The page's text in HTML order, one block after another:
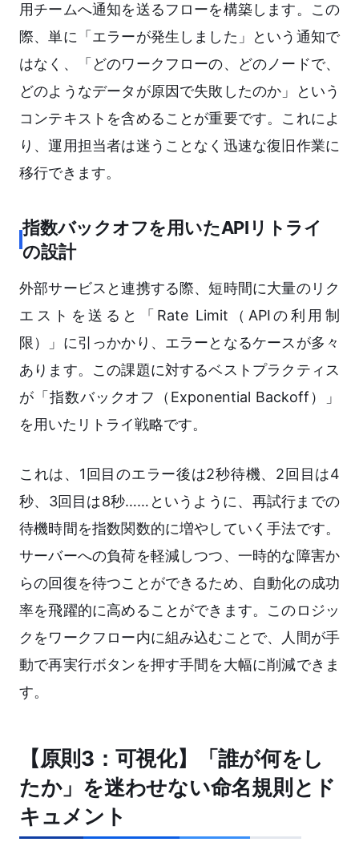
用チームへ通知を送るフローを構築します。この
際、単に「エラーが発生しました」という通知で
はなく、「どのワークフローの、どのノードで、
どのようなデータが原因で失敗したのか」という
コンテキストを含めることが重要です。これによ
り、運用担当者は迷うことなく迅速な復旧作業に
移行できます。
指数バックオフを用いたAPIリトライ
の設計
外部サービスと連携する際、短時間に大量のリク
エストを送ると「Rate Limit（APIの利用制
限）」に引っかかり、エラーとなるケースが多々
あります。この課題に対するベストプラクティス
が「指数バックオフ（Exponential Backoff）」
を用いたリトライ戦略です。
これは、1回目のエラー後は2秒待機、2回目は4
秒、3回目は8秒……というように、再試行までの
待機時間を指数関数的に増やしていく手法です。
サーバーへの負荷を軽減しつつ、一時的な障害か
らの回復を待つことができるため、自動化の成功
率を飛躍的に高めることができます。このロジッ
クをワークフロー内に組み込むことで、人間が手
動で再実行ボタンを押す手間を大幅に削減できま
す。
【原則3：可視化】「誰が何をし
たか」を迷わせない命名規則とド
キュメント